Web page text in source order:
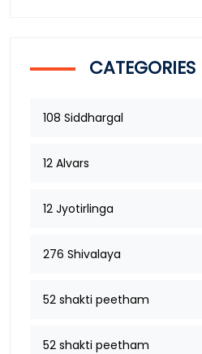
CATEGORIES
108 Siddhargal
12 Alvars
12 Jyotirlinga
276 Shivalaya
52 shakti peetham
52 shakti peetham